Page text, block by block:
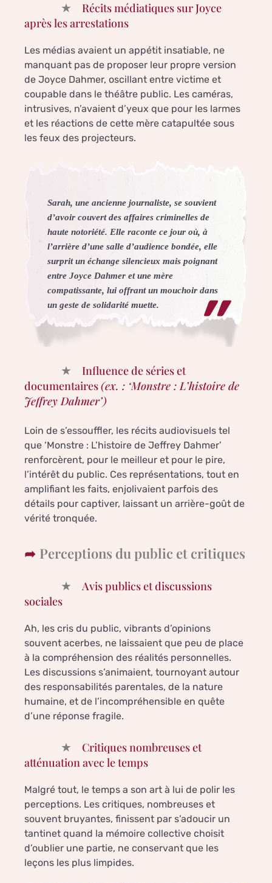
Récits médiatiques sur Joyce
après les arrestations
Les médias avaient un appétit insatiable, ne
manquant pas de proposer leur propre version
de Joyce Dahmer, oscillant entre victime et
coupable dans le théâtre public. Les caméras,
intrusives, n’avaient d’yeux que pour les larmes
et les réactions de cette mère catapultée sous
les feux des projecteurs.
Sarah, une ancienne journaliste, se souvient
d’avoir couvert des affaires criminelles de
haute notoriété. Elle raconte ce jour où, à
l’arrière d’une salle d’audience bondée, elle
surprit un échange silencieux mais poignant
entre Joyce Dahmer et une mère
compatissante, lui offrant un mouchoir dans
un geste de solidarité muette.
Influence de séries et
documentaires(ex. : ‘Monstre : L’histoire de
Jeffrey Dahmer’)
Loin de s’essouffler, les récits audiovisuels tel
que ‘Monstre : L’histoire de Jeffrey Dahmer’
renforcèrent, pour le meilleur et pour le pire,
l’intérêt du public. Ces représentations, tout en
amplifiant les faits, enjolivaient parfois des
détails pour captiver, laissant un arrière-goût de
vérité tronquée.
Perceptions du public et critiques
Avis publics et discussions
sociales
Ah, les cris du public, vibrants d’opinions
souvent acerbes, ne laissaient que peu de place
à la compréhension des réalités personnelles.
Les discussions s’animaient, tournoyant autour
des responsabilités parentales, de la nature
humaine, et de l’incompréhensible en quête
d’une réponse fragile.
Critiques nombreuses et
atténuation avec le temps
Malgré tout, le temps a son art à lui de polir les
perceptions. Les critiques, nombreuses et
souvent bruyantes, finissent par s’adoucir un
tantinet quand la mémoire collective choisit
d’oublier une partie, ne conservant que les
leçons les plus limpides.